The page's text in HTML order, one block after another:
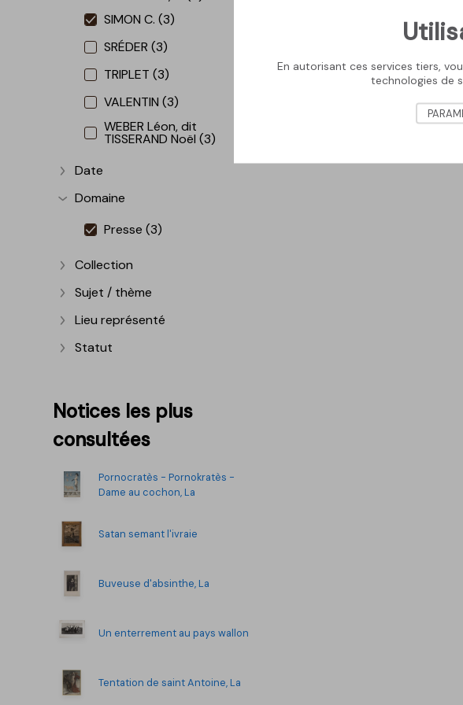
SIMON C. (3)
SRÉDER (3)
TRIPLET (3)
VALENTIN (3)
WEBER Léon, dit
TISSERAND Noël (3)
Afficher plus
Date
Afficher plus
Domaine
Presse (3)
Afficher plus
Collection
Afficher plus
Sujet / thème
Afficher plus
Lieu représenté
Afficher plus
Statut
Notices les plus
consultées
Pornocratès - Pornokratès -
Dame au cochon, La
Satan semant l'ivraie
Buveuse d'absinthe, La
Un enterrement au pays wallon
Tentation de saint Antoine, La
En autorisant ces services tiers,
technologies de